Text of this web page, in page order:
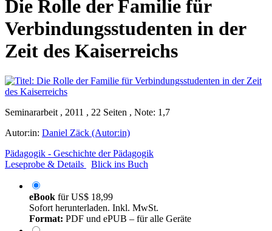
Die Rolle der Familie für
Verbindungsstudenten in der
Zeit des Kaiserreichs
Seminararbeit , 2011 , 22 Seiten , Note: 1,7
Autor:in: Daniel Zäck (Autor:in)
Pädagogik - Geschichte der Pädagogik
Leseprobe & Details
Blick ins Buch
eBook fürUS$ 18,99
Sofort herunterladen. Inkl. MwSt.
Format: PDF und ePUB – für alle Geräte